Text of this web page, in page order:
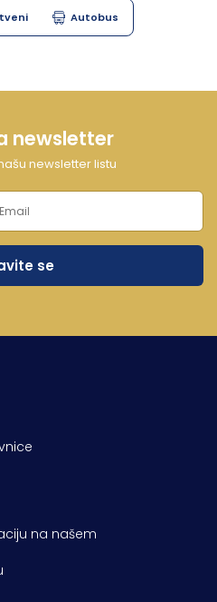
Autobus
newsletter
newsletter listu
na našem